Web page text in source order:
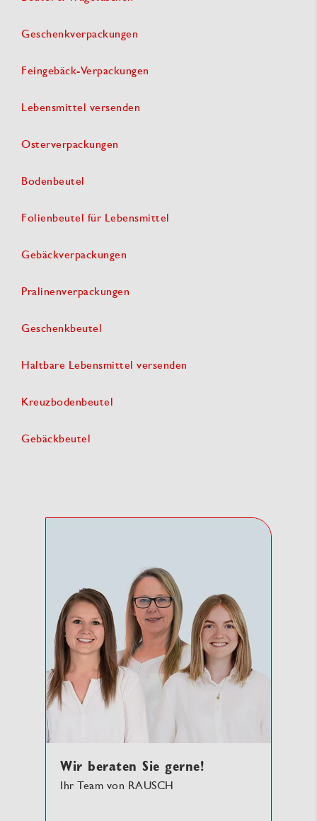
Geschenkverpackungen
Feingebäck-Verpackungen
Lebensmittel versenden
Osterverpackungen
Bodenbeutel
Folienbeutel für Lebensmittel
Gebäckverpackungen
Pralinenverpackungen
Geschenkbeutel
Haltbare Lebensmittel versenden
Kreuzbodenbeutel
Gebäckbeutel
Wir beraten Sie gerne!
Ihr Team von RAUSCH